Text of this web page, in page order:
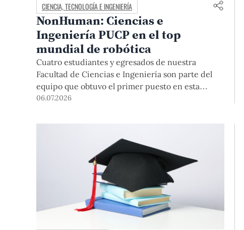
CIENCIA, TECNOLOGÍA E INGENIERÍA
NonHuman: Ciencias e
Ingeniería PUCP en el top
mundial de robótica
Cuatro estudiantes y egresados de nuestra
Facultad de Ciencias e Ingeniería son parte del
equipo que obtuvo el primer puesto en esta
competencia internacional. Durante su destacada
robótica humanoide en un entorno internacional
experimentación y el intercambio académico
fueron tan determinantes como el desempeño
06.07.2026